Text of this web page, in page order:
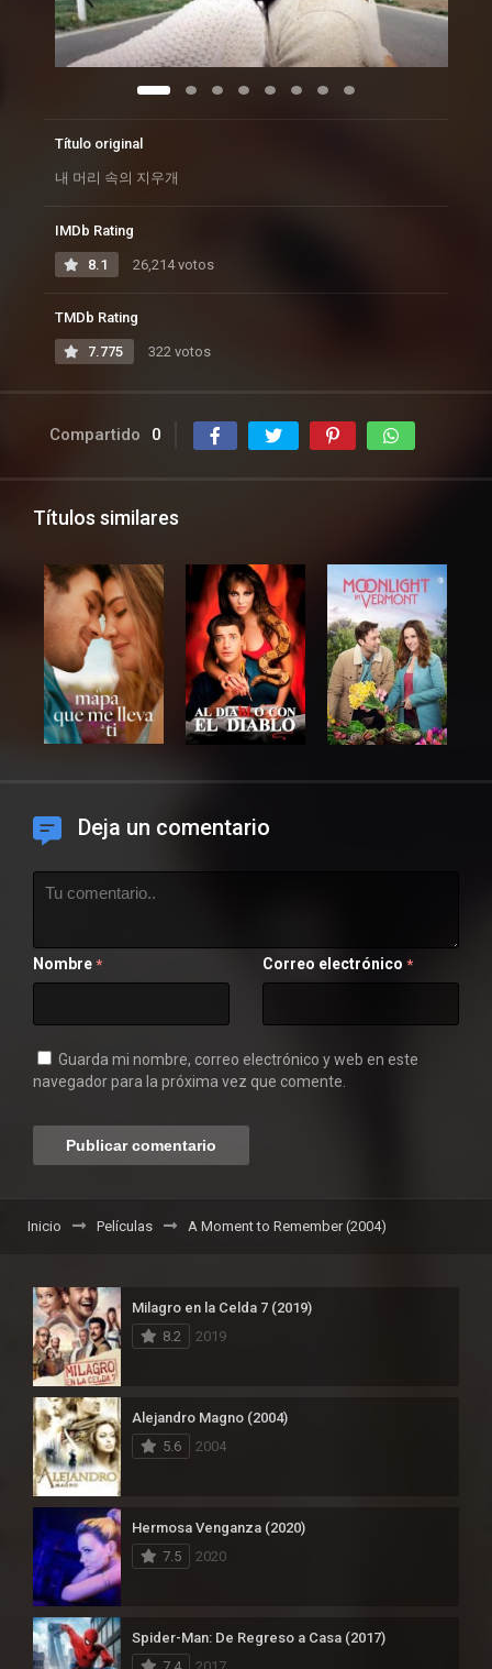
Título original
내 머리 속의 지우개
IMDb Rating
8.1 26,214 votos
TMDb Rating
7.775 322 votos
Compartido 0
Títulos similares
Deja un comentario
Nombre * Correo electrónico *
Guarda mi nombre, correo electrónico y web en este
navegador para la próxima vez que comente.
Inicio Películas A Moment to Remember (2004)
Milagro en la Celda 7 (2019)
8.2
2019
Alejandro Magno (2004)
5.6
2004
Hermosa Venganza (2020)
7.5
2020
Spider-Man: De Regreso a Casa (2017)